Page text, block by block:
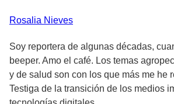
Rosalia Nieves
Soy reportera de algunas décadas,
beeper. Amo el café. Los temas
y de salud son con los que más me he
Testiga de la transición de los medios